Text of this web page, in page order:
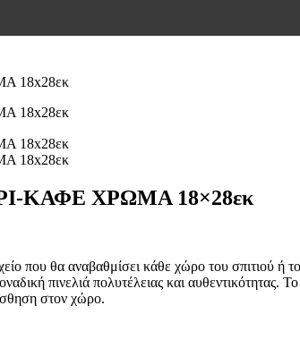
ΚΑΦΕ ΧΡΩΜΑ 18×28εκ
που θα αναβαθμίσει κάθε χώρο του σπιτιού ή
πινελιά πολυτέλειας και αυθεντικότητας.
στον χώρο.